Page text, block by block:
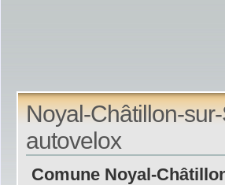
Noyal-Châtillon-
autovelox
Comune Noyal-